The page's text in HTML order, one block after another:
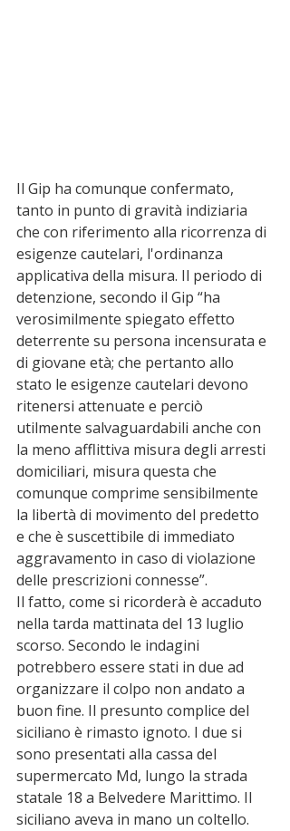
Il Gip ha comunque confermato,
tanto in punto di gravità indiziaria
che con riferimento alla ricorrenza di
esigenze cautelari, l'ordinanza
applicativa della misura. Il periodo di
detenzione, secondo il Gip “ha
verosimilmente spiegato effetto
deterrente su persona incensurata e
di giovane età; che pertanto allo
stato le esigenze cautelari devono
ritenersi attenuate e perciò
utilmente salvaguardabili anche con
la meno afflittiva misura degli arresti
domiciliari, misura questa che
comunque comprime sensibilmente
la libertà di movimento del predetto
e che è suscettibile di immediato
aggravamento in caso di violazione
delle prescrizioni connesse”.
Il fatto, come si ricorderà è accaduto
nella tarda mattinata del 13 luglio
scorso. Secondo le indagini
potrebbero essere stati in due ad
organizzare il colpo non andato a
buon fine. Il presunto complice del
siciliano è rimasto ignoto. I due si
sono presentati alla cassa del
supermercato Md, lungo la strada
statale 18 a Belvedere Marittimo. Il
siciliano aveva in mano un coltello.